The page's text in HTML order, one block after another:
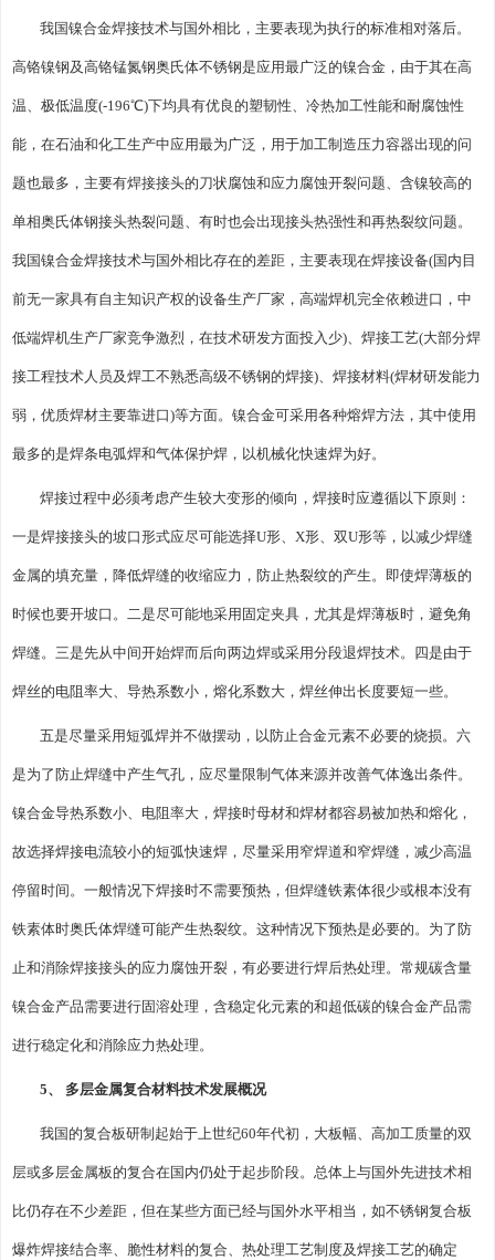
我国镍合金焊接技术与国外相比，主要表现为执行的标准相对落后。
高铬镍钢及高铬锰氮钢奥氏体不锈钢是应用最广泛的镍合金，由于其在高
温、极低温度(-196℃)下均具有优良的塑韧性、冷热加工性能和耐腐蚀性
能，在石油和化工生产中应用最为广泛，用于加工制造压力容器出现的问
题也最多，主要有焊接接头的刀状腐蚀和应力腐蚀开裂问题、含镍较高的
单相奥氏体钢接头热裂问题、有时也会出现接头热强性和再热裂纹问题。
我国镍合金焊接技术与国外相比存在的差距，主要表现在焊接设备(国内目
前无一家具有自主知识产权的设备生产厂家，高端焊机完全依赖进口，中
低端焊机生产厂家竞争激烈，在技术研发方面投入少)、焊接工艺(大部分焊
接工程技术人员及焊工不熟悉高级不锈钢的焊接)、焊接材料(焊材研发能力
弱，优质焊材主要靠进口)等方面。镍合金可采用各种熔焊方法，其中使用
最多的是焊条电弧焊和气体保护焊，以机械化快速焊为好。
焊接过程中必须考虑产生较大变形的倾向，焊接时应遵循以下原则：
一是焊接接头的坡口形式应尽可能选择U形、X形、双U形等，以减少焊缝
金属的填充量，降低焊缝的收缩应力，防止热裂纹的产生。即使焊薄板的
时候也要开坡口。二是尽可能地采用固定夹具，尤其是焊薄板时，避免角
焊缝。三是先从中间开始焊而后向两边焊或采用分段退焊技术。四是由于
焊丝的电阻率大、导热系数小，熔化系数大，焊丝伸出长度要短一些。
五是尽量采用短弧焊并不做摆动，以防止合金元素不必要的烧损。六
是为了防止焊缝中产生气孔，应尽量限制气体来源并改善气体逸出条件。
镍合金导热系数小、电阻率大，焊接时母材和焊材都容易被加热和熔化，
故选择焊接电流较小的短弧快速焊，尽量采用窄焊道和窄焊缝，减少高温
停留时间。一般情况下焊接时不需要预热，但焊缝铁素体很少或根本没有
铁素体时奥氏体焊缝可能产生热裂纹。这种情况下预热是必要的。为了防
止和消除焊接接头的应力腐蚀开裂，有必要进行焊后热处理。常规碳含量
镍合金产品需要进行固溶处理，含稳定化元素的和超低碳的镍合金产品需
进行稳定化和消除应力热处理。
5、 多层金属复合材料技术发展概况
我国的复合板研制起始于上世纪60年代初，大板幅、高加工质量的双
层或多层金属板的复合在国内仍处于起步阶段。总体上与国外先进技术相
比仍存在不少差距，但在某些方面已经与国外水平相当，如不锈钢复合板
爆炸焊接结合率、脆性材料的复合、热处理工艺制度及焊接工艺的确定